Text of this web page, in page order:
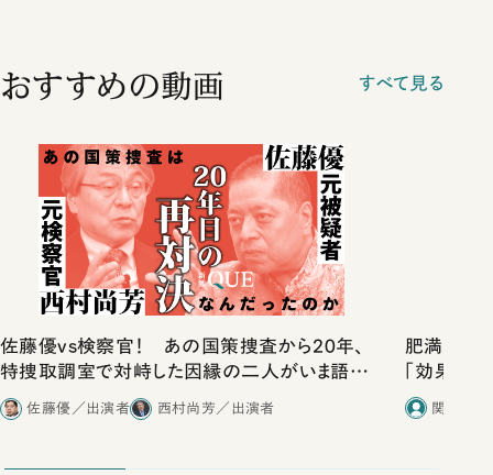
おすすめの動画 すべて見る
佐藤優vs検察官！ あの国策捜査から20年、
特捜取調室で対峙した因縁の二人がいま語り
合ったこと
佐藤優／出演者 西村尚芳／出演者
肥満症の
「効果」
野啓・千
関瑶子